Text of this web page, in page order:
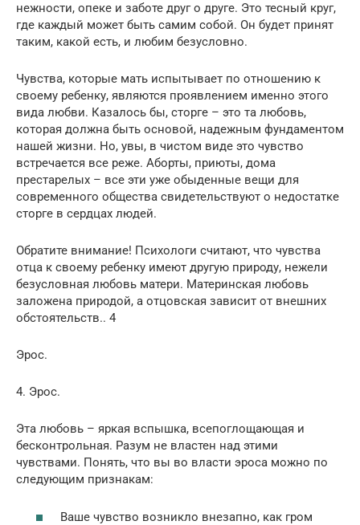
нежности, опеке и заботе друг о друге. Это тесный круг,
где каждый может быть самим собой. Он будет принят
таким, какой есть, и любим безусловно.
Чувства, которые мать испытывает по отношению к
своему ребенку, являются проявлением именно этого
вида любви. Казалось бы, сторге – это та любовь,
которая должна быть основой, надежным фундаментом
нашей жизни. Но, увы, в чистом виде это чувство
встречается все реже. Аборты, приюты, дома
престарелых – все эти уже обыденные вещи для
современного общества свидетельствуют о недостатке
сторге в сердцах людей.
Обратите внимание! Психологи считают, что чувства
отца к своему ребенку имеют другую природу, нежели
безусловная любовь матери. Материнская любовь
заложена природой, а отцовская зависит от внешних
обстоятельств.. 4
Эрос.
4. Эрос.
Эта любовь – яркая вспышка, всепоглощающая и
бесконтрольная. Разум не властен над этими
чувствами. Понять, что вы во власти эроса можно по
следующим признакам:
Ваше чувство возникло внезапно, как гром